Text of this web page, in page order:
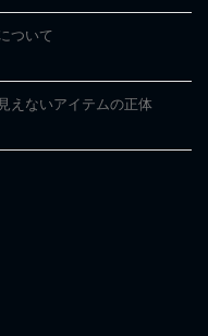
ついて
えないアイテムの正体